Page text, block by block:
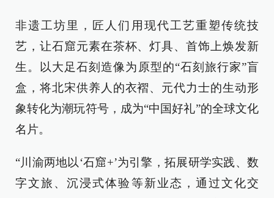
非遗工坊里，匠人们用现代工艺重塑传统技
艺，让石窟元素在茶杯、灯具、首饰上焕发新
生。以大足石刻造像为原型的“石刻旅行家”盲
盒，将北宋供养人的衣褶、元代力士的生动形
象转化为潮玩符号，成为“中国好礼”的全球文化
名片。
“川渝两地以‘石窟+’为引擎，拓展研学实践、数
字文旅、沉浸式体验等新业态，通过文化交